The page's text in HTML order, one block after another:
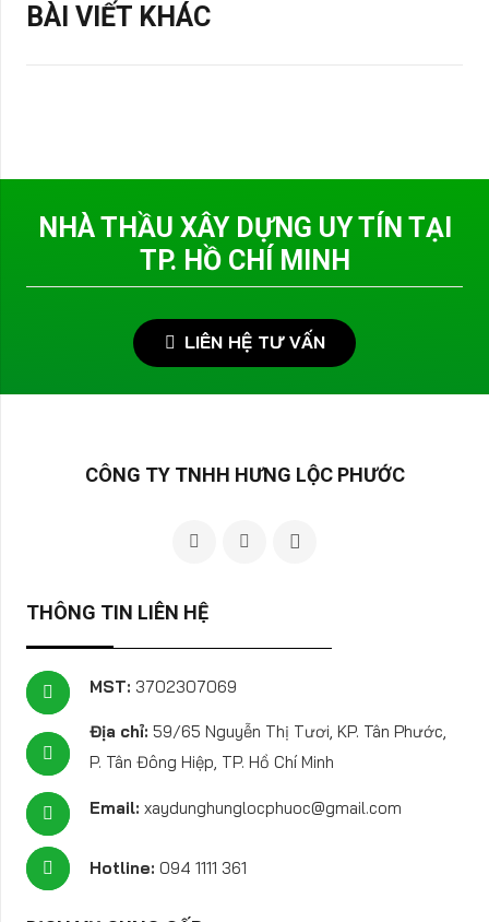
BÀI VIẾT KHÁC
NHÀ THẦU XÂY DỰNG UY TÍN TẠI
TP. HỒ CHÍ MINH
LIÊN HỆ TƯ VẤN
CÔNG TY TNHH HƯNG LỘC PHƯỚC
THÔNG TIN LIÊN HỆ
MST: 3702307069
Địa chỉ: 59/65 Nguyễn Thị Tươi, KP. Tân Phước,
P. Tân Đông Hiệp, TP. Hồ Chí Minh
Email: xaydunghunglocphuoc@gmail.com
Hotline:094 1111 361